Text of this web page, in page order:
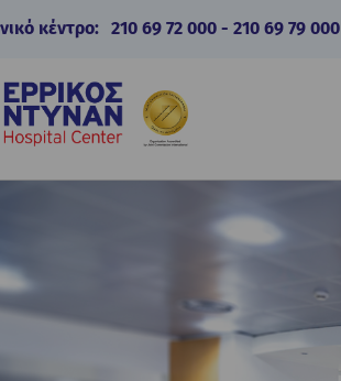
κέντρο: 210 69 72 000 - 210 69 79 000